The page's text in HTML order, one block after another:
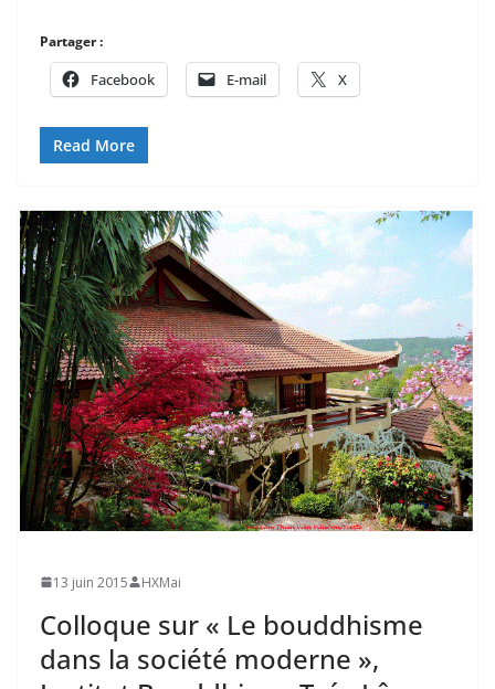
Partager :
Facebook E-mail X
Read More
13 juin 2015 HXMai
Colloque sur « Le bouddhisme
dans la société moderne »,